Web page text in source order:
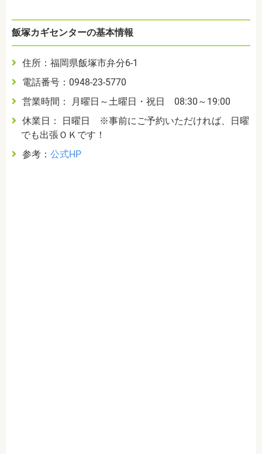
飯塚カギセンターの基本情報
住所：福岡県飯塚市弁分6-1
電話番号：0948-23-5770
営業時間： 月曜日～土曜日・祝日 08:30～19:00
休業日： 日曜日 ※事前にご予約いただければ、日曜
でも出張ＯＫです！
参考： 公式HP